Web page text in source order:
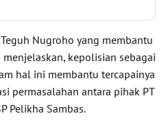
Nugroho yang membantu
kepolisian sebagai
hal ini membantu tercapainya
permasalahan antara pihak PT
Pelikha Sambas.